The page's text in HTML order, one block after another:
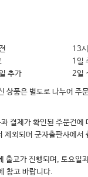
During Pregnancy
in labour
the cardiovascular
the renal system
13
1일
추가 2일
상품은 별도로 나누어 주
결제가 확인된 주문건에
제외되며 군자출판사에서
출고가 진행되며, 토요일
참고 바랍니다.